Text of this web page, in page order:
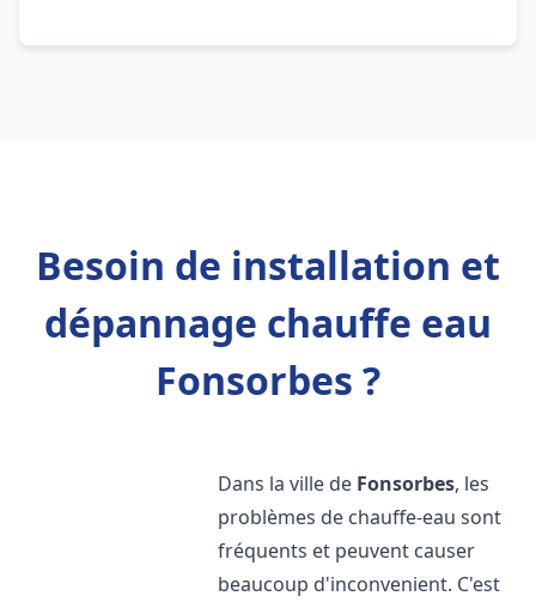
Besoin de installation et
dépannage chauffe eau
Fonsorbes ?
Dans la ville de Fonsorbes, les
problèmes de chauffe-eau sont
fréquents et peuvent causer
beaucoup d'inconvenient. C'est